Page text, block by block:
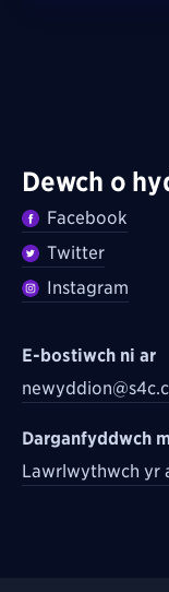
Dewch o
Facebook
Twitter
Instagram
E-bostiwch ni ar
Darganfyddwch
Lawrlwythwch yr